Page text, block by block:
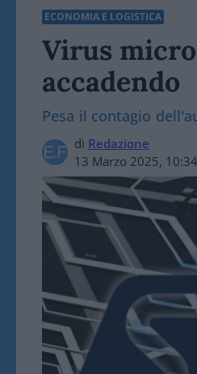
ECONOMIA E LOGISTICA
Virus
accadendo
Pesa il contagio
di Redazione
13 Marzo 2025, 10:34